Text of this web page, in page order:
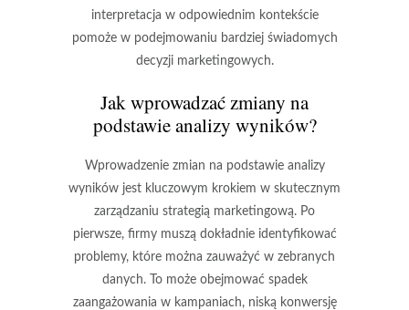
interpretacja w odpowiednim kontekście
pomoże w podejmowaniu bardziej świadomych
decyzji marketingowych.
Jak wprowadzać zmiany na
podstawie analizy wyników?
Wprowadzenie zmian na podstawie analizy
wyników jest kluczowym krokiem w skutecznym
zarządzaniu strategią marketingową. Po
pierwsze, firmy muszą dokładnie identyfikować
problemy, które można zauważyć w zebranych
danych. To może obejmować spadek
zaangażowania w kampaniach, niską konwersję